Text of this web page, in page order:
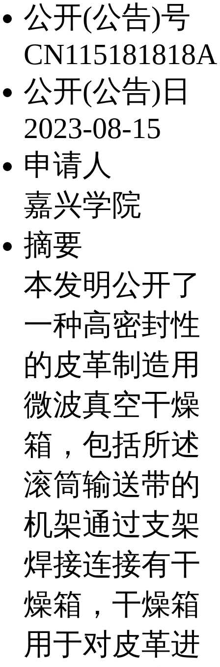
公开(公告)号
CN115181818A
公开(公告)日
2023-08-15
申请人
嘉兴学院
摘要
本发明公开了
一种高密封性
的皮革制造用
微波真空干燥
箱，包括所述
滚筒输送带的
机架通过支架
焊接连接有干
燥箱，干燥箱
用于对皮革进